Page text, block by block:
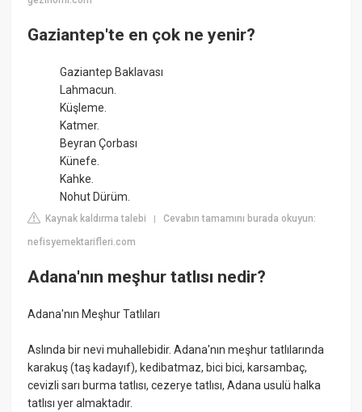
Gaziantep'te en çok ne yenir?
Gaziantep Baklavası
Lahmacun.
Küşleme.
Katmer.
Beyran Çorbası
Künefe.
Kahke.
Nohut Dürüm.
Kaynak kaldırma talebi |Cevabın tamamını burada okuyun:
nefisyemektarifleri.com
Adana'nın meşhur tatlısı nedir?
Adana'nın Meşhur Tatlıları
Aslında bir nevi muhallebidir. Adana'nın meşhur tatlılarında
karakuş (taş kadayıf), kedibatmaz, bici bici, karsambaç,
cevizli sarı burma tatlısı, cezerye tatlısı, Adana usulü halka
tatlısı yer almaktadır.